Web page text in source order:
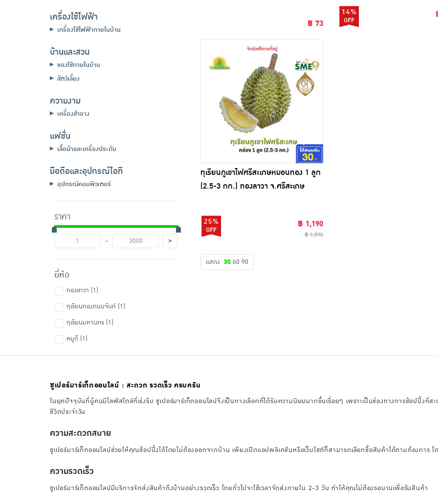
เครื่องใช้ไฟฟ้า
เครื่องใช้ไฟฟ้าภายในบ้าน
บ้านและสวน
ของใช้ภายในบ้าน
สัตว์เลี้ยง
ความงาม
เครื่องสำอาง
แฟชั่น
เสื้อผ้าและเครื่องประดับ
มือถือและอุปกรณ์ไอที
อุปกรณ์คอมพิวเตอร์
ราคา
-
>
ยี่ห้อ
ทองลาวา (1)
ทุเรียนทองถนนจันท์ (1)
ทุเรียนมหานคร (1)
หมูดี (1)
฿ 73
14%
ทุเรียนภูเขาไฟศรีสะเกษหมอนทอง 1 ลูก
(2.5-3 กก.) ทองลาวา จ.ศรีสะเกษ
25% ฿ 1,190
฿ 1,590
แสดง 30 60 90
ซูเปอร์มาร์เก็ตออนไลน์ : สะดวก รวดเร็ว ครบครัน
ในยุคปัจจุบันที่ผู้คนมีไลฟ์สไตล์ที่เร่งรีบ ซูเปอร์มาร์เก็ตออนไลน์จึงเป็นทางเลือกที่ได้รับความนิยมมากขึ้นเรื่อยๆ เพราะเป็นช่องทางการช้อปปิ้งที่
ชีวิตประจำวัน
ความสะดวกสบาย
ซูเปอร์มาร์เก็ตออนไลน์ช่วยให้คุณช้อปปิ้งได้โดยไม่ต้องออกจากบ้าน เพียงเปิดแอปพลิเคชันหรือเว็บไซต์ก็สามารถเลือกซื้อสินค้าได้ตามต้องการ โ
ความรวดเร็ว
ซูเปอร์มาร์เก็ตออนไลน์มีบริการจัดส่งสินค้าถึงบ้านอย่างรวดเร็ว โดยทั่วไปจะใช้เวลาจัดส่งภายใน 2-3 วัน ทำให้คุณไม่ต้องรอนานเพื่อรับสินค้า